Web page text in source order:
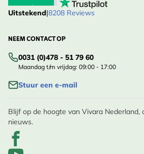
Uitstekend|8208 Reviews
NEEM CONTACT OP
0031 (0)478 - 51 79 60
Maandag t/m vrijdag: 09:00 - 17:00
Stuur een e-mail
Blijf op de hoogte van Vivara Nederland,
nieuws.